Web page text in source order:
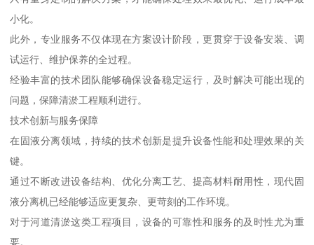
小化。
此外，专业服务不仅体现在方案设计阶段，更贯穿于设备安装、调
试运行、维护保养的全过程。
经验丰富的技术团队能够确保设备稳定运行，及时解决可能出现的
问题，保障清淤工程顺利进行。
技术创新与服务保障
在固液分离领域，持续的技术创新是提升设备性能和处理效果的关
键。
通过不断改进设备结构、优化分离工艺、提高材料耐用性，现代固
液分离机已经能够适应更复杂、更苛刻的工作环境。
对于河道清淤这类工程项目，设备的可靠性和服务的及时性尤为重
要。